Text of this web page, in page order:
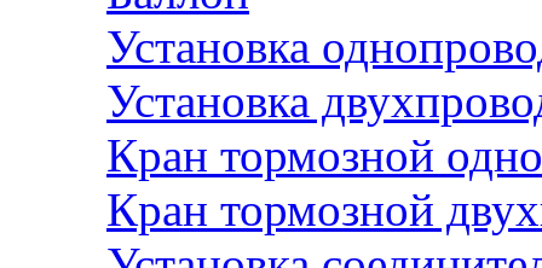
Установка
Установка
Кран тормозной
Кран тормозной